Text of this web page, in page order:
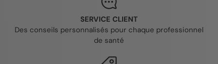
SERVICE CLIENT
Des conseils personnalisés pour chaque professionnel
de santé